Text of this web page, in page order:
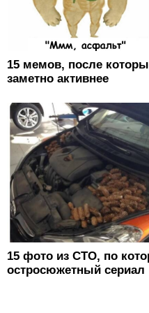
15 мемов, после
заметно активнее
15 фото из СТО, по
остросюжетный сериал